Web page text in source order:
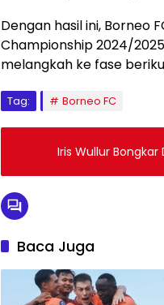
Dengan hasil ini, Borneo
Championship 2024/
melangkah ke fase
Tag: Borneo FC
Iris Wullur
Baca Juga